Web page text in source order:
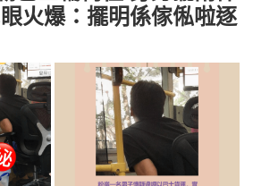
火爆：擺明係傢俬啦逐